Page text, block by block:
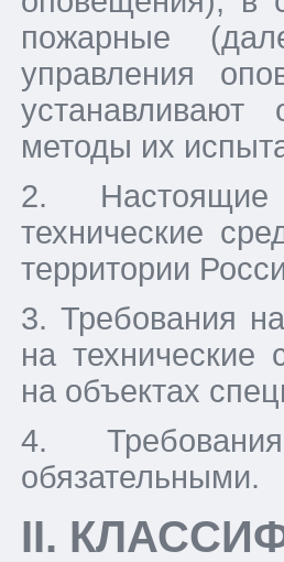
пожарные
управления
методы их
2.
технические
территории
3. Требования
на технические
на объектах
4.
обязательными.
II.